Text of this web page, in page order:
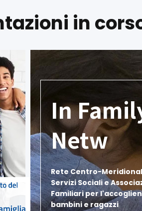
in
In
Netw
Rete Centro-
Servizi Sociali e
Familiari per
bambini e ragazzi